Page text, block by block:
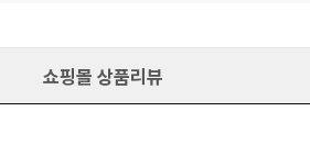
쇼핑몰 상품리뷰